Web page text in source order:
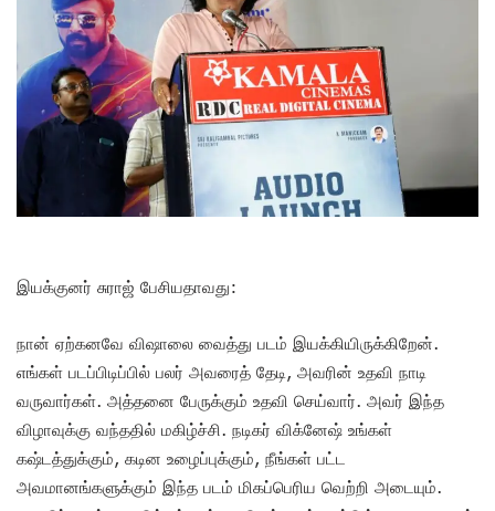
இயக்குனர் சுராஜ் பேசியதாவது:
நான் ஏற்கனவே விஷாலை வைத்து படம் இயக்கியிருக்கிறேன்.
எங்கள் படப்பிடிப்பில் பலர் அவரைத் தேடி, அவரின் உதவி நாடி
வருவார்கள். அத்தனை பேருக்கும் உதவி செய்வார். அவர் இந்த
விழாவுக்கு வந்ததில் மகிழ்ச்சி. நடிகர் விக்னேஷ் உங்கள்
கஷ்டத்துக்கும், கடின உழைப்புக்கும், நீங்கள் பட்ட
அவமானங்களுக்கும் இந்த படம் மிகப்பெரிய வெற்றி அடையும்.